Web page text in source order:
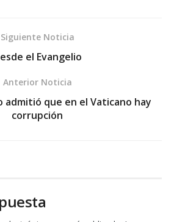
Siguiente Noticia
el Evangelio
Anterior Noticia
admitió que en el Vaticano hay
corrupción